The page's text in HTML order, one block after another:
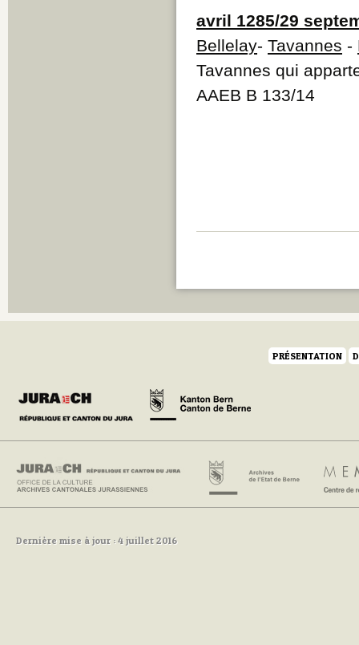
avril 1285/29
Bellelay- Tavannes -
Tavannes qui
AAEB B 133/14
PRÉSENTATION
Dernière mise à jour : 4 juillet 2016